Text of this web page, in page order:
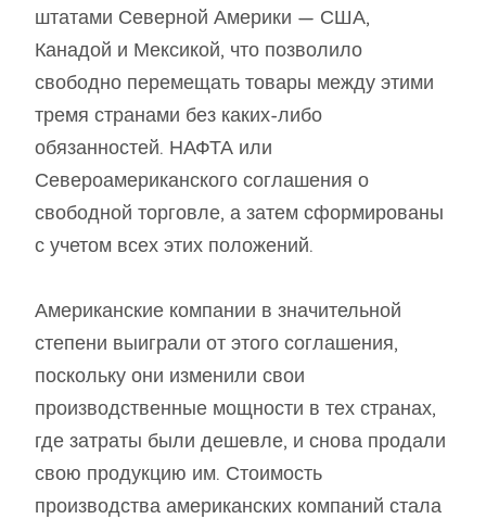
штатами Северной Америки — США,
Канадой и Мексикой, что позволило
свободно перемещать товары между этими
тремя странами без каких-либо
обязанностей. НАФТА или
Североамериканского соглашения о
свободной торговле, а затем сформированы
с учетом всех этих положений.
Американские компании в значительной
степени выиграли от этого соглашения,
поскольку они изменили свои
производственные мощности в тех странах,
где затраты были дешевле, и снова продали
свою продукцию им. Стоимость
производства американских компаний стала